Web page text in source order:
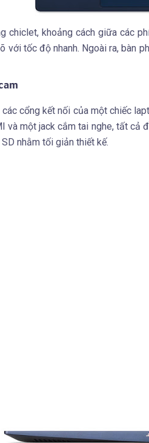
chiclet, khoảng cách giữa các
với tốc độ nhanh. Ngoài ra, bàn
cổng kết nối của một chiếc
và một jack cắm tai nghe, tất
nhằm tối giản thiết kế.